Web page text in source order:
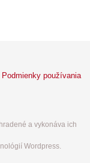
Podmienky používania
a vykonáva ich
Wordpress.